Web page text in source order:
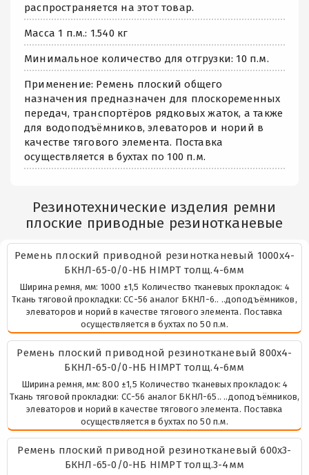
распространяется на этот товар.
Масса 1 п.м.: 1.540 кг
Минимальное количество для отгрузки: 10 п.м.
Применение: Ремень плоский общего
назначения предназначен для плоскоременных
передач, транспортёров рядковых жаток, а также
для водоподъёмников, элеваторов и норий в
качестве тягового элемента. Поставка
осуществляется в бухтах по 100 п.м.
Резинотехнические изделия ремни
плоские приводные резинотканевые
Ремень плоский приводной резинотканевый 1000х4-
БКНЛ-65-0/0-НБ HIMPT толщ.4-6мм
Ширина ремня, мм: 1000 ±1,5 Количество тканевых прокладок: 4
Ткань тяговой прокладки: СС-56 аналог БКНЛ-6.. ..доподъёмников,
элеваторов и норий в качестве тягового элемента. Поставка
осуществляется в бухтах по 50 п.м.
Ремень плоский приводной резинотканевый 800х4-
БКНЛ-65-0/0-НБ HIMPT толщ.4-6мм
Ширина ремня, мм: 800 ±1,5 Количество тканевых прокладок: 4
Ткань тяговой прокладки: СС-56 аналог БКНЛ-65.. ..доподъёмников,
элеваторов и норий в качестве тягового элемента. Поставка
осуществляется в бухтах по 50 п.м.
Ремень плоский приводной резинотканевый 600х3-
БКНЛ-65-0/0-НБ HIMPT толщ.3-4мм